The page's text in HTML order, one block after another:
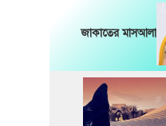
জাকাতের মাসআলা